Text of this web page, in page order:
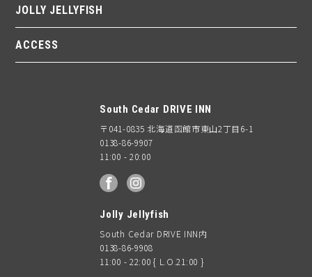
JOLLY JELLYFISH
ACCESS
South Cedar DRIVE INN
〒041-0835 北海道函館市東山2丁目6-1
0138-86-9907
11:00 - 20:00
facebook
Jolly Jellyfish
South Cedar DRIVE INN内
0138-86-9908
11:00 - 22:00 { L.O.21:00 }